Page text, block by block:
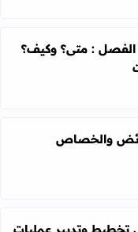
الفصل : متى؟ وكيف؟
الفصل : متى؟ وكيف؟
والخصاص
والخصاص